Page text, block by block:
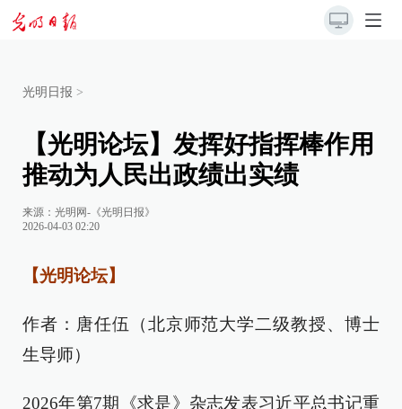
光明日报 >
【光明论坛】发挥好指挥棒作用
推动为人民出政绩出实绩
来源： 光明网-《光明日报》
2026-04-03 02:20
【光明论坛】
作者：唐任伍（北京师范大学二级教授、博士
生导师）
2026年第7期《求是》杂志发表习近平总书记重